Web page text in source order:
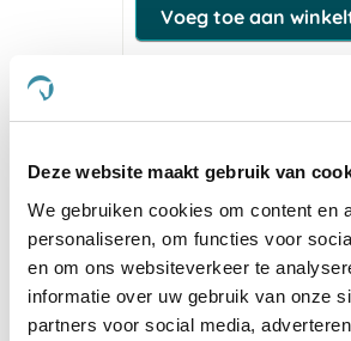
Deze website maakt gebruik van
We gebruiken cookies om content en
personaliseren, om functies voor
en om ons websiteverkeer te
informatie over uw gebruik van onze
partners voor social media,
Voeg toe aan
star
rating
5 Beoordelingen
Schrijf Een Review
BEOORDELINGEN VRAGEN